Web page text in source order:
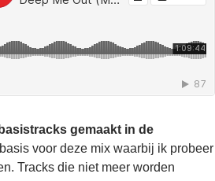
gemaakt in de
voor deze mix waarbij ik probeer
Tracks die niet meer worden